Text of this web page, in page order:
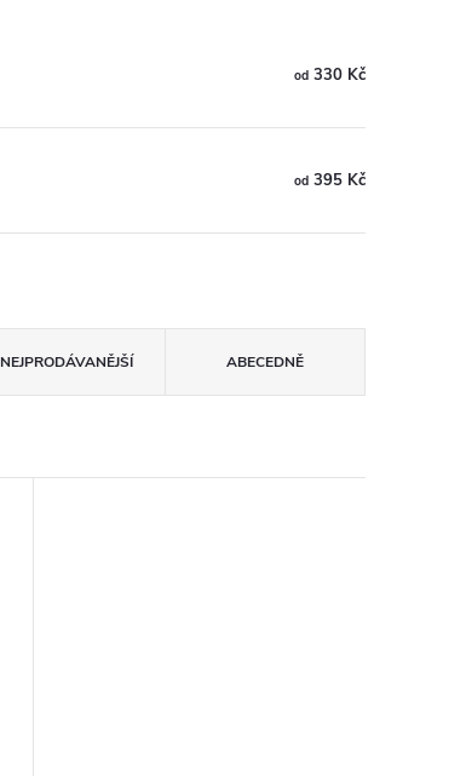
od 330 Kč
od 395 Kč
NEJPRODÁVANĚJŠÍ ABECEDNĚ